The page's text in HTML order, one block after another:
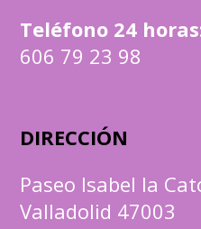
Teléfono 24
606 79 23 98
DIRECCIÓN
Paseo Isabel la
Valladolid 47003